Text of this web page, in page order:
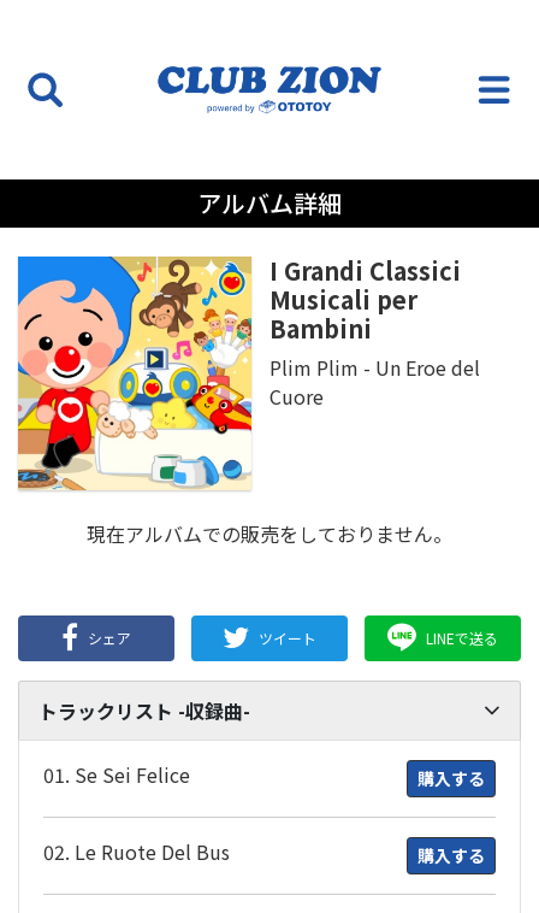
アルバム詳細
I Grandi Classici
Musicali per
Bambini
Plim Plim - Un Eroe del
Cuore
現在アルバムでの販売をしておりません。
シェア ツイート LINEで送る
トラックリスト -収録曲-
01. Se Sei Felice 購入する
02. Le Ruote Del Bus 購入する